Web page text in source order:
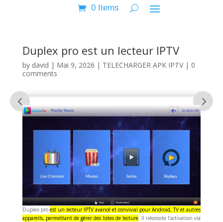
0 Items
Duplex pro est un lecteur IPTV
by david | Mai 9, 2026 | TELECHARGER APK IPTV| 0
comments
Duplex pro est un lecteur IPTV avancé et convivial pour Android, TV et autres
appareils, permettant de gérer des listes de lecture. Il nécessite l’activation via